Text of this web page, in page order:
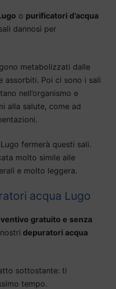
o purificatori d’acqua
dannosi per
metabolizzati dalle
assorbiti. Poi ci sono i sali
nell’organismo e
alla salute, come ad
fermerà questi sali.
molto simile alle
e molto leggera.
acqua Lugo
gratuito e senza
depuratori acqua
sottostante: ti
tempo.